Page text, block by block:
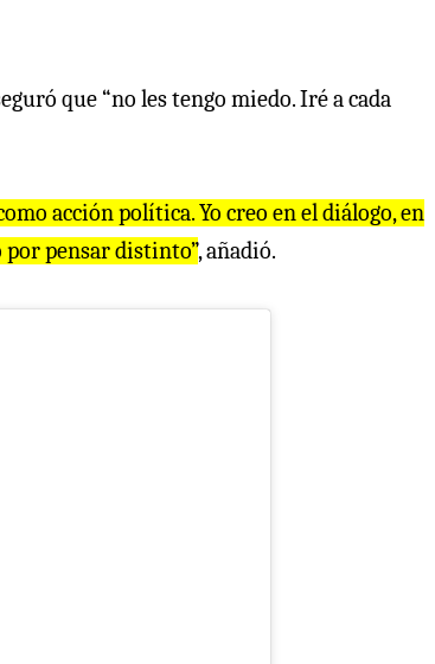
que “no les tengo miedo. Iré a cada
acción política. Yo creo en el diálogo, en
por pensar distinto”, añadió.